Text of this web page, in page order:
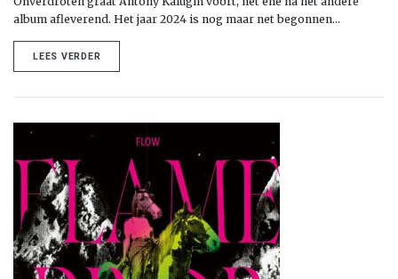
album afleverend. Het jaar 2024 is nog maar net begonnen…
LEES VERDER